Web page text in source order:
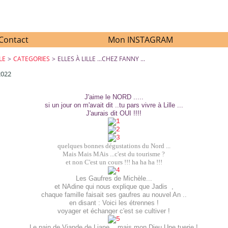
Mon INSTAGRAM
> CATEGORIES > ELLES À LILLE ...CHEZ FANNY ...
J'aime le NORD .....
si un jour on m'avait dit ..tu pars vivre à Lille ...
J'aurais dit OUI !!!!
quelques bonnes dégustations du Nord ...
Mais Mais MAis ...c'est du tourisme ?
et non C'est un cours !!! ha ha ha !!!
Les Gaufres de Michèle...
et NAdine qui nous explique que Jadis ,
chaque famille faisait ses gaufres au nouvel An ..
en disant : Voici les étrennes !
voyager et échanger c'est se cultiver !